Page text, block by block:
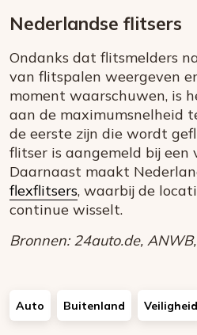
Nederlandse flitsers
Ondanks dat flitsmelders
van flitspalen weergeven
moment waarschuwen, is
aan de maximumsnelheid
de eerste zijn die wordt
flitser is aangemeld bij een
Daarnaast maakt
flexflitsers, waarbij de
continue wisselt.
Bronnen: 24auto.de,
Auto Buitenland Veiligheid